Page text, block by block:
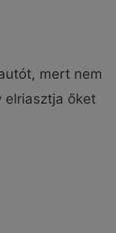
mert nem
elriasztja őket